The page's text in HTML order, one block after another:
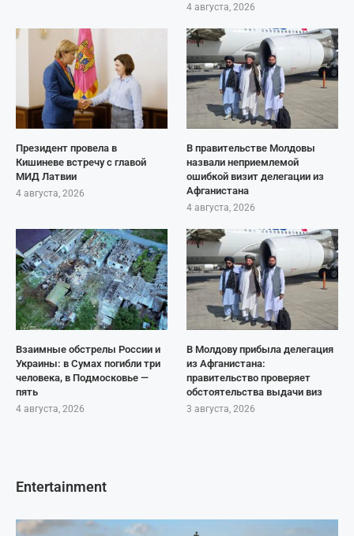
4 августа, 2026
Президент провела в
Кишиневе встречу с главой
МИД Латвии
4 августа, 2026
В правительстве Молдовы
назвали неприемлемой
ошибкой визит делегации из
Афганистана
4 августа, 2026
Взаимные обстрелы России и
Украины: в Сумах погибли три
человека, в Подмосковье —
пять
4 августа, 2026
В Молдову прибыла делегация
из Афганистана:
правительство проверяет
обстоятельства выдачи виз
3 августа, 2026
Entertainment